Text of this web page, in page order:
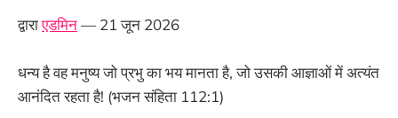
द्वाराएडमिन— 21 जून 2026
धन्य है वह मनुष्य जो प्रभु का भय मानता है, जो उसकी आज्ञाओं में अत्यंत
आनंदित रहता है! (भजन संहिता 112:1)